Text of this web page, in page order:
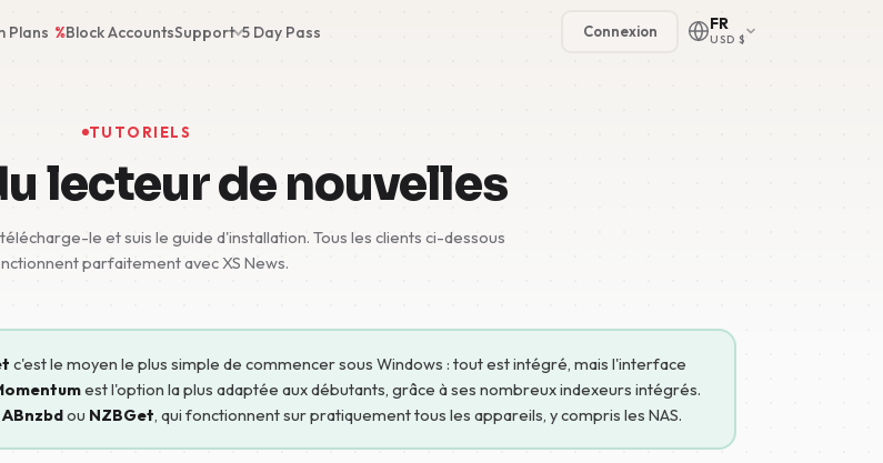
Plans %Block AccountsSupport 5 Day Pass Connexion FR
USD $
🇩🇪
🇫🇷
🇪🇸
TUTORIELS
lecteur de nouvelles
le et suis le guide d'installation. Tous les clients ci-dessous
parfaitement avec XS News.
c'est le moyen le plus simple de commencer sous Windows : tout est intégré, mais l'interface
est l'option la plus adaptée aux débutants, grâce à ses nombreux indexeurs intégrés.
ou NZBGet, qui fonctionnent sur pratiquement tous les appareils, y compris les NAS.